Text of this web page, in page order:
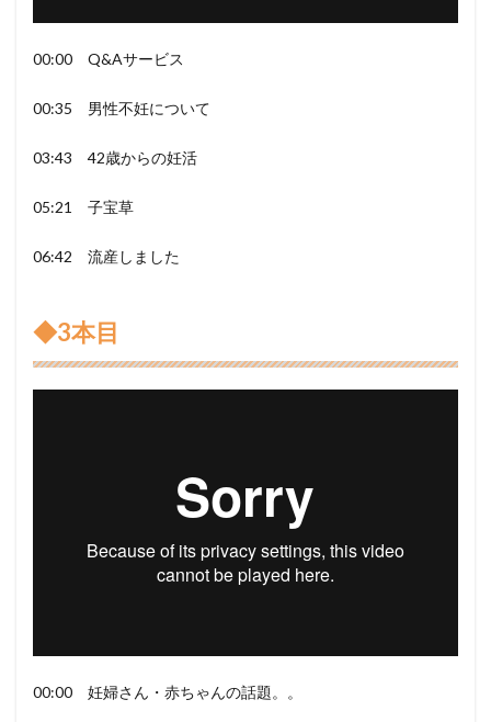
00:00 Q&Aサービス
00:35 男性不妊について
03:43 42歳からの妊活
05:21 子宝草
06:42 流産しました
◆3本目
00:00 妊婦さん・赤ちゃんの話題。。